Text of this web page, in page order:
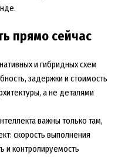
прямо сейчас
и гибридных схем
задержки и стоимость
а не деталями
важны только там,
скорость выполнения
и контролируемость